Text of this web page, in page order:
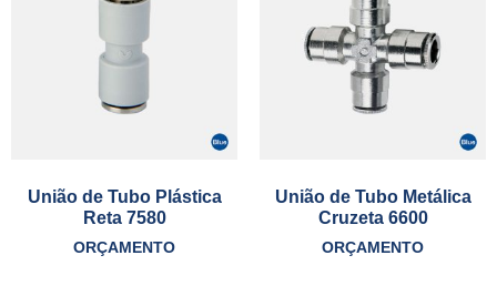
União de Tubo Plástica
Reta 7580
ORÇAMENTO
União de Tubo Metálica
Cruzeta 6600
ORÇAMENTO